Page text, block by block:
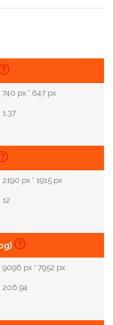
740 px * 647 px
1.37
2190 px * 1915 px
12
9096 px * 7952 px
206.94